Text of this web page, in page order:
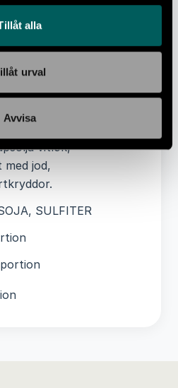
alla
urval
Avvisa
6 g, -varav Mättat
9 g, -varav
4,9 g, Salt 1,1 g
nötfärs(9%),
morot röd och gul,
vitlök,
jod,
SULFITER